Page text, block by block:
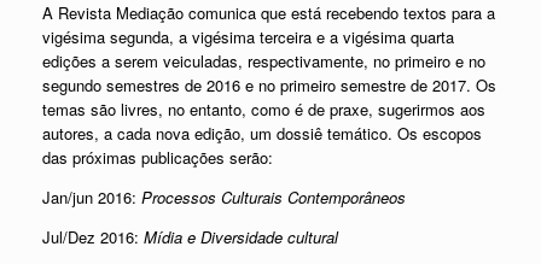
A Revista Mediação comunica que está recebendo textos para a
vigésima segunda, a vigésima terceira e a vigésima quarta
edições a serem veiculadas, respectivamente, no primeiro e no
segundo semestres de 2016 e no primeiro semestre de 2017. Os
temas são livres, no entanto, como é de praxe, sugerirmos aos
autores, a cada nova edição, um dossiê temático. Os escopos
das próximas publicações serão:
Jan/jun 2016: Processos Culturais Contemporâneos
Jul/Dez 2016: Mídia e Diversidade cultural